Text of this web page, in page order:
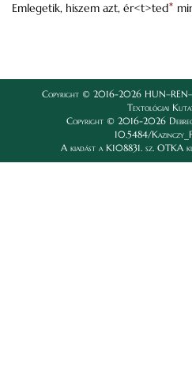
Emlegetik, hiszem azt, ér<t>ted*
Copyright © 2016-2026
Textológiai
Copyright © 2016-2026
10.5484/
A kiadást a K108831. sz. OTKA